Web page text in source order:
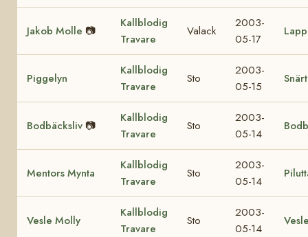
Jakob Molle 📷
Kallblodig
Travare
Valack
2003-
05-17
Piggelyn
Kallblodig
Travare
Sto
2003-
05-15
Bodbäcksliv 📷
Kallblodig
Travare
Sto
2003-
05-14
Mentors Mynta
Kallblodig
Travare
Sto
2003-
05-14
Vesle Molly
Kallblodig
Travare
Sto
2003-
05-14